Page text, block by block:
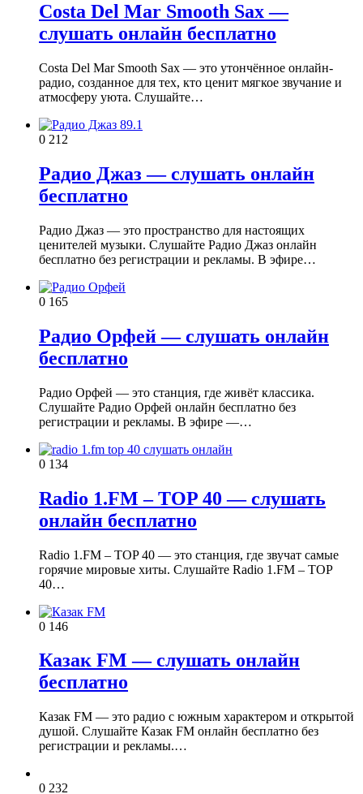
Costa Del Mar Smooth Sax —
слушать онлайн бесплатно
Costa Del Mar Smooth Sax — это утончённое онлайн-
радио, созданное для тех, кто ценит мягкое звучание и
атмосферу уюта. Слушайте…
0 212
Радио Джаз — слушать онлайн
бесплатно
Радио Джаз — это пространство для настоящих
ценителей музыки. Слушайте Радио Джаз онлайн
бесплатно без регистрации и рекламы. В эфире…
0 165
Радио Орфей — слушать онлайн
бесплатно
Радио Орфей — это станция, где живёт классика.
Слушайте Радио Орфей онлайн бесплатно без
регистрации и рекламы. В эфире —…
0 134
Radio 1.FM – TOP 40 — слушать
онлайн бесплатно
Radio 1.FM – TOP 40 — это станция, где звучат самые
горячие мировые хиты. Слушайте Radio 1.FM – TOP
40…
0 146
Казак FM — слушать онлайн
бесплатно
Казак FM — это радио с южным характером и открытой
душой. Слушайте Казак FM онлайн бесплатно без
регистрации и рекламы.…
0 232